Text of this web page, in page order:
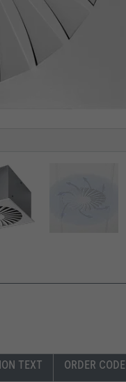
TEXT ORDER CODE